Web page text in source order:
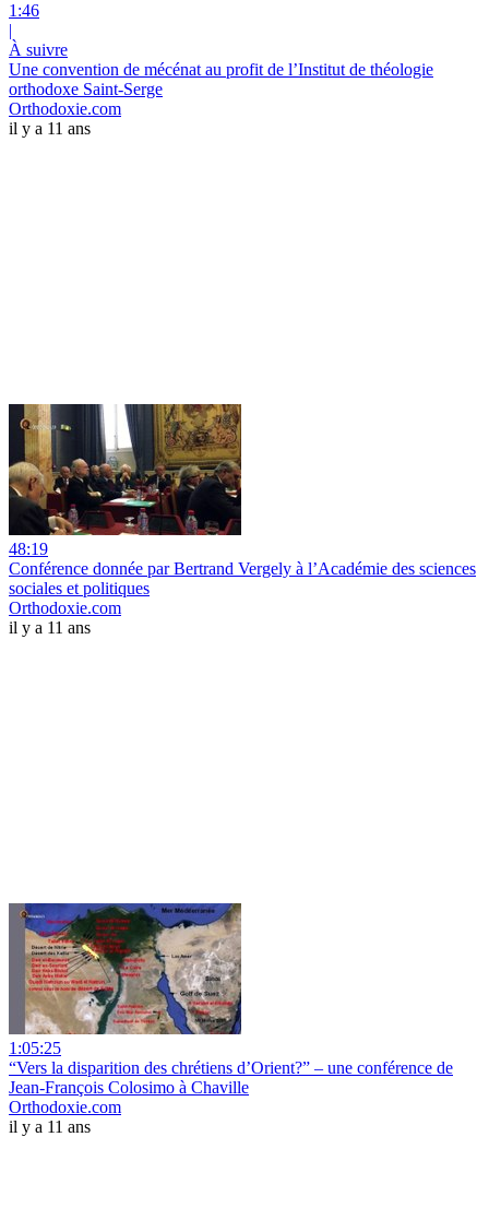
1:46
|
À suivre
Une convention de mécénat au profit de l’Institut de théologie
orthodoxe Saint-Serge
Orthodoxie.com
il y a 11 ans
48:19
Conférence donnée par Bertrand Vergely à l’Académie des sciences
sociales et politiques
Orthodoxie.com
il y a 11 ans
1:05:25
“Vers la disparition des chrétiens d’Orient?” – une conférence de
Jean-François Colosimo à Chaville
Orthodoxie.com
il y a 11 ans